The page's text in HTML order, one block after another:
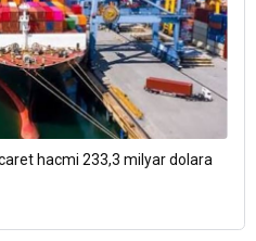
hacmi 233,3 milyar dolara